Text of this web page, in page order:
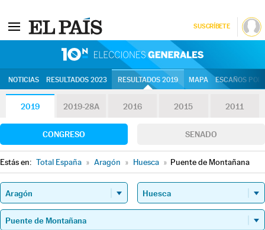
SUSCRÍBETE
NOTICIAS RESULTADOS 2023 RESULTADOS 2019 MAPA ESCAÑOS
2019 2019-28A 2016 2015 2011
CONGRESO SENADO
Estás en: Total España » Aragón » Huesca » Puente de Montañana